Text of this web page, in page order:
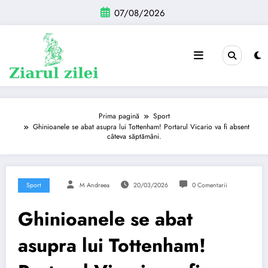
conținut
07/08/2026
Prima pagină
Sport
Ghinioanele se abat asupra lui Tottenham! Portarul Vicario va fi absent
câteva săptămâni.
Sport M Andreea 20/03/2026 0 Comentarii
Ghinioanele se abat
asupra lui Tottenham!